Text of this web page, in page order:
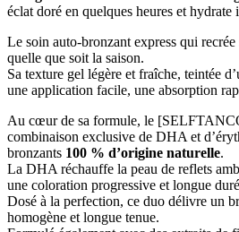
éclat doré en quelques heures et hydrate
Le soin auto-bronzant express qui
quelle que soit la saison.
Sa texture gel légère et fraîche, teintée
une application facile, une absorption
Au cœur de sa formule, le
combinaison exclusive de DHA et
bronzants 100 % d’origine naturelle.
La DHA réchauffe la peau de reflets
une coloration progressive et longue
Dosé à la perfection, ce duo délivre un
homogène et longue tenue.